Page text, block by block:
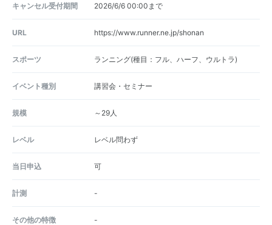
キャンセル受付期間 2026/6/6 00:00まで
URL https://www.runner.ne.jp/shonan
スポーツ ランニング(種目：フル、ハーフ、ウルトラ)
イベント種別 講習会・セミナー
規模 ～29人
レベル レベル問わず
当日申込 可
計測 -
その他の特徴 -